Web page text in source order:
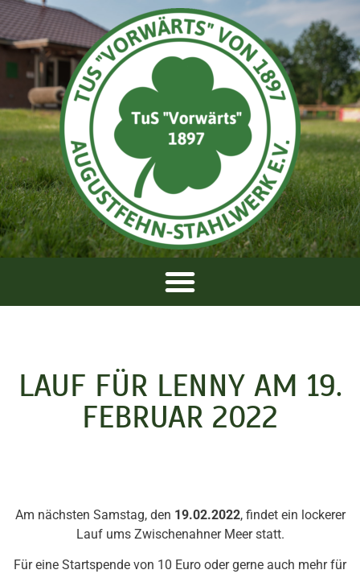
LAUF FÜR LENNY AM 19.
FEBRUAR 2022
Am nächsten Samstag, den 19.02.2022, findet ein lockerer
Lauf ums Zwischenahner Meer statt.
Für eine Startspende von 10 Euro oder gerne auch mehr für